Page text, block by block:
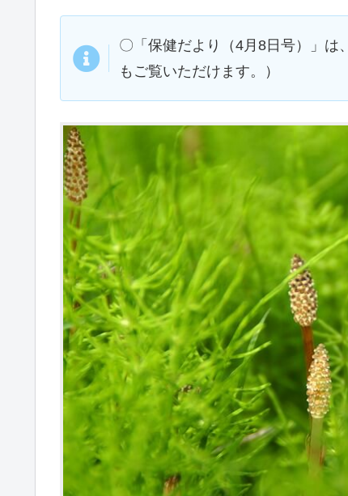
〇「保健だより（4月8日号）」は、
もご覧いただけます。）